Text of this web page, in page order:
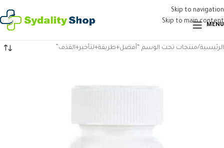
Skip to navigation
Skip to main content
MENU
الرئيسية منتجات تحت الوسم “أفضل+طريقة+لتأخير+القذف”